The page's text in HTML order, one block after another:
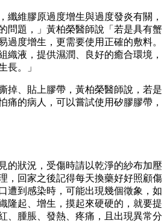
纖維膠原過度增生與過度發炎有關，
問題，」黃柏榮醫師說「若是具有蟹
過度增生，更需要使用正確的敷料。
織液，提供濕潤、良好的癒合環境，
長。」
掉、貼上膠帶，黃柏榮醫師說，若是
痛的病人，可以嘗試使用矽膠膠帶，
的狀況，受傷時請以乾淨的紗布加壓
，回家之後記得每天換藥好好照顧傷
遭到感染時，可能出現幾個徵象，如
隆起、增生，摸起來硬硬的，就要提
、腫脹、發熱、疼痛，且出現異常分